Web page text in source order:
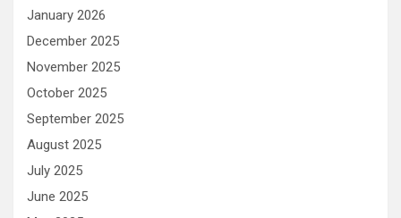
January 2026
December 2025
November 2025
October 2025
September 2025
August 2025
July 2025
June 2025